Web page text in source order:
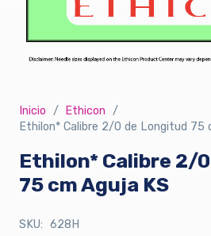
Inicio / Ethicon /
Ethilon* Calibre 2/0 de Longitud 75
Ethilon* Calibre 2/
75 cm Aguja KS
SKU: 628H